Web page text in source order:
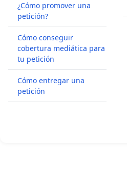
¿Cómo promover una
petición?
Cómo conseguir
cobertura mediática para
tu petición
Cómo entregar una
petición